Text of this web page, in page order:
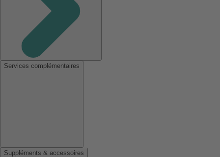
Services complémentaires
Suppléments & accessoires